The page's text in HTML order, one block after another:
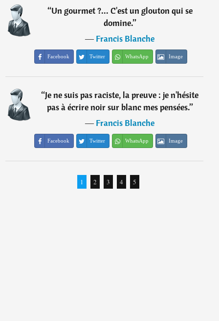
“Un gourmet ?... C'est un glouton qui se
domine.”
―Francis Blanche
Facebook Twitter WhatsApp Image
“Je ne suis pas raciste, la preuve : je n'hésite
pas à écrire noir sur blanc mes pensées.”
―Francis Blanche
Facebook Twitter WhatsApp Image
1 2 3 4 5